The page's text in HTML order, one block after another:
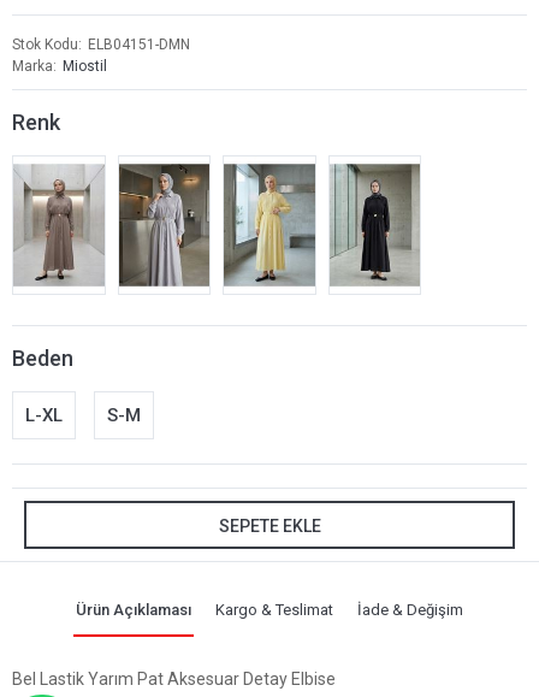
Stok Kodu
ELB04151-DMN
Marka
Miostil
Renk
Beden
L-XL S-M
SEPETE EKLE
Ürün Açıklaması Kargo & Teslimat İade & Değişim
Bel Lastik Yarım Pat Aksesuar Detay Elbise